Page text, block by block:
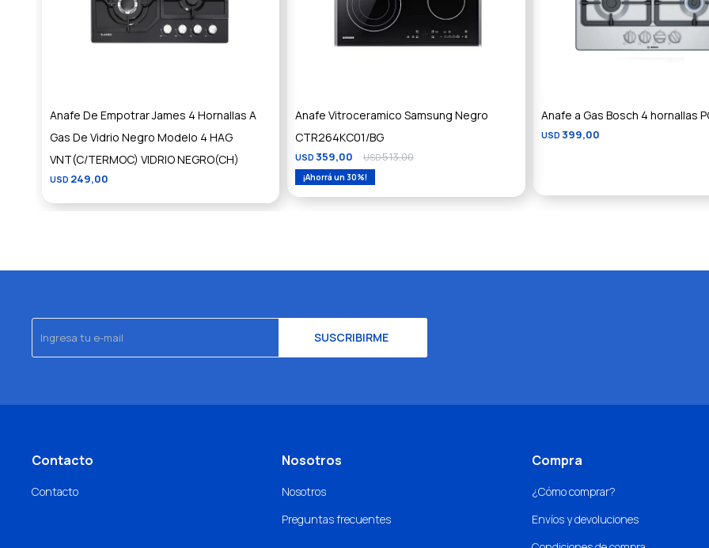
Anafe De Empotrar James 4 Hornallas A
Gas De Vidrio Negro Modelo 4 HAG
VNT(C/TERMOC) VIDRIO NEGRO(CH)
USD 249,00
Anafe Vitroceramico Samsung Negro
CTR264KC01/BG
USD 359,00 USD513,00
30
Anafe a Gas Bosch 4 hornallas
USD 399,00
SUSCRIBIRME
Contacto
Contacto
Nosotros
Nosotros
Preguntas frecuentes
Compra
¿Cómo comprar?
Envíos y devoluciones